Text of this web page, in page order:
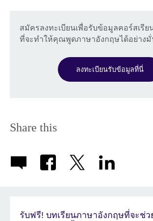
สมัครลงทะเบียนเพื่อรับข้อมูลคอร์สเรี
ที่จะทำให้คุณพูดภาษาอังกฤษได้อย่างมั่
ลงทะเบียนรับข้อมูลที่นี่
Share this
รับฟรี! บทเรียนภาษาอังกฤษที่จะช่ว